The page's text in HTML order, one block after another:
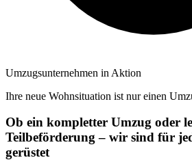
Umzugsunternehmen in Aktion
Ihre neue Wohnsituation ist nur einen
Ob ein kompletter Umzug oder
Teilbeförderung – wir sind für
gerüstet